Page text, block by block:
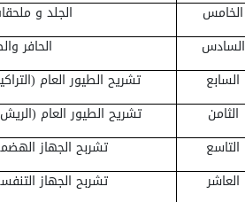
الخامس
الجلد و
السادس
الحافر
السابع
تشريح الطيور العام
الثامن
تشريح الطيور العام
التاسع
تشربح الجهاز
العاشر
تشربح الجهاز